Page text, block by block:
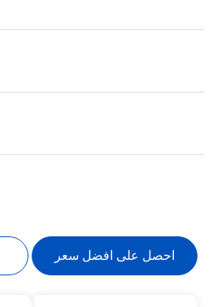
احصل على افضل سعر